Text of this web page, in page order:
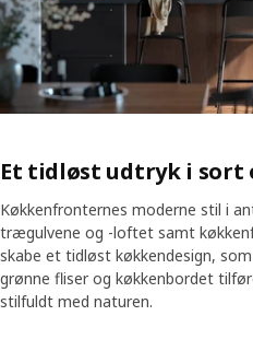
Et tidløst udtryk i
Køkkenfronternes moderne stil i
trægulvene og -loftet samt
skabe et tidløst køkkendesign,
grønne fliser og køkkenbordet
stilfuldt med naturen.